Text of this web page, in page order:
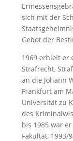
sich mit der
Gebot der
1969 erhielt er
Strafrecht,
an die Johann
Frankfurt am
Universität zu
des
bis 1985 war
Fakultät, 1993/